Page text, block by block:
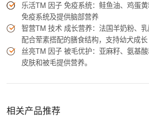
乐活TM 因子 免疫系统：鲑鱼油、鸡蛋
免疫系统及提供脑部营养
智营TM 技术 成长营养：法国羊奶粉、乳
配合荤素搭配的膳食结构，支持幼犬成长
丝亮TM 因子 被毛优护：亚麻籽、氨基
皮肤和被毛提供营养。
相关产品推荐